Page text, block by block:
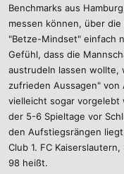
Trainer und braucht ein
Spielphilosophie
seiner Verpflichtung.
Das die nächste Saison
uns bei Hengen und
fast unlösbare Aufgabe
Benchmarks aus
messen können, über
"Betze-Mindset" einfach
Gefühl, dass die
austrudeln lassen wollte,
zufrieden Aussagen"
vielleicht sogar vorgelebt
der 5-6 Spieltage vor
den Aufstiegsrängen
Club 1. FC
98 heißt.